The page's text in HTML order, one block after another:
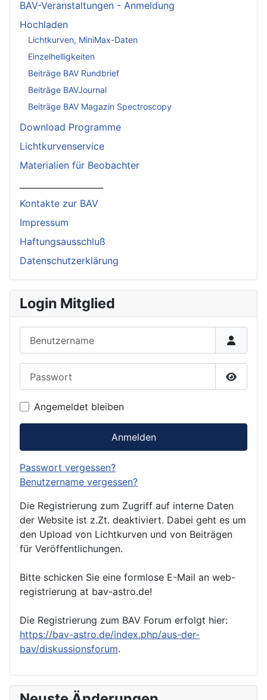
BAV-Veranstaltungen - Anmeldung
Hochladen
Lichtkurven, MiniMax-Daten
Einzelhelligkeiten
Beiträge BAV Rundbrief
Beiträge BAVJournal
Beiträge BAV Magazin Spectroscopy
Download Programme
Lichtkurvenservice
Materialien für Beobachter
Kontakte zur BAV
Impressum
Haftungsausschluß
Datenschutzerklärung
Login Mitglied
Angemeldet bleiben
Anmelden
Passwort vergessen?
Benutzername vergessen?
Die Registrierung zum Zugriff auf interne Daten
der Website ist z.Zt. deaktiviert. Dabei geht es um
den Upload von Lichtkurven und von Beiträgen
für Veröffentlichungen.
Bitte schicken Sie eine formlose E-Mail an web-
registrierung at bav-astro.de!
Die Registrierung zum BAV Forum erfolgt hier:
https://bav-astro.de/index.php/aus-der-
bav/diskussionsforum.